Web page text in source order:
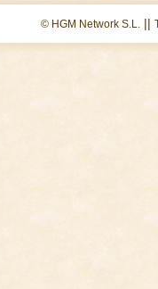
© HGM Network S.L. ||